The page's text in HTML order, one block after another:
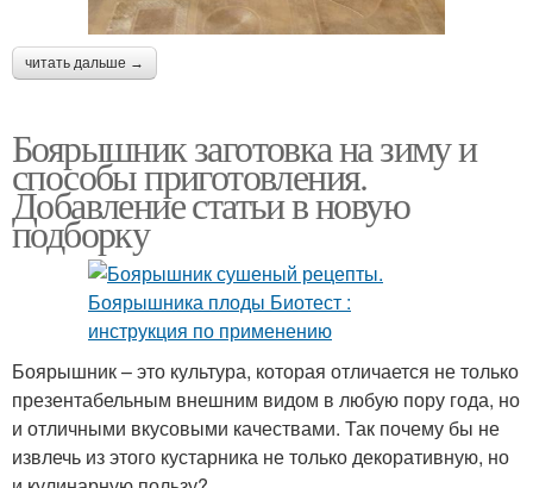
читать дальше →
Боярышник заготовка на зиму и
способы приготовления.
Добавление статьи в новую
подборку
Боярышник – это культура, которая отличается не только
презентабельным внешним видом в любую пору года, но
и отличными вкусовыми качествами. Так почему бы не
извлечь из этого кустарника не только декоративную, но